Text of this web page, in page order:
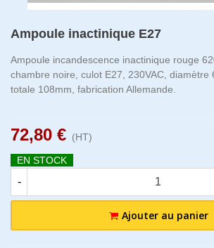
Ampoule inactinique E27
Ampoule incandescence inactinique rouge
chambre noire, culot E27, 230VAC, diamètre
totale 108mm, fabrication Allemande.
72,80 € (HT)
EN STOCK
-
Ajouter au panier